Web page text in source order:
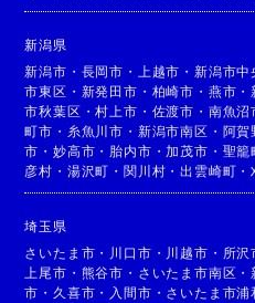
新潟県
新潟市 ・ 長岡市 ・ 上越市 ・新潟市中
市東区 ・ 新発田市 ・ 柏崎市 ・ 燕市 ・
市秋葉区 ・村上市 ・ 佐渡市 ・ 南魚沼
町市 ・ 糸魚川市 ・ 新潟市南区 ・ 阿賀
市 ・妙高市 ・ 胎内市 ・加茂市 ・ 聖籠
彦村 ・ 湯沢町 ・関川村 ・出雲崎町 ・
埼玉県
さいたま市 ・ 川口市 ・ 川越市 ・ 所沢
上尾市 ・ 熊谷市 ・ さいたま市南区 ・
市 ・ 久喜市 ・ 入間市 ・ さいたま市浦